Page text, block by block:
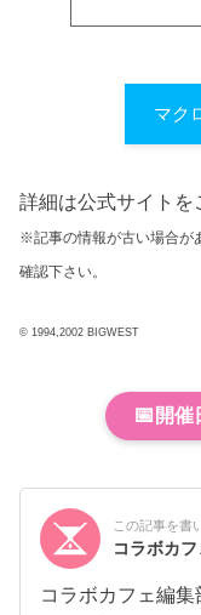
マク
詳細は公式サイトを
※記事の情報が古い場合が
確認下さい。
© 1994,2002 BIGWEST
📅 開催
この記事を書
コラボカ
コラボカフェ編